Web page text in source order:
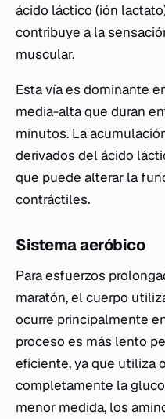
ácido láctico (ión
contribuye a la
muscular.
Esta vía es dominante
media-alta que duran
minutos. La
derivados del ácido
que puede alterar la
contráctiles.
Sistema aeróbico
Para esfuerzos
maratón, el cuerpo
ocurre principalmente
proceso es más lento
eficiente, ya que utiliza
completamente la
menor medida, los